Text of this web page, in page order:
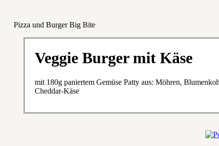
Pizza und Burger Big Bite
Veggie Burger mit Käse
mit 180g paniertem Gemüse Patty aus: Möhren,
Cheddar-Käse